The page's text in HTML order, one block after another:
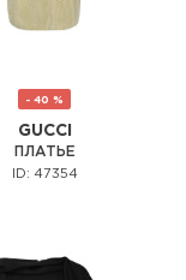
- 40 %
GUCCI
ПЛАТЬЕ
ID: 47354